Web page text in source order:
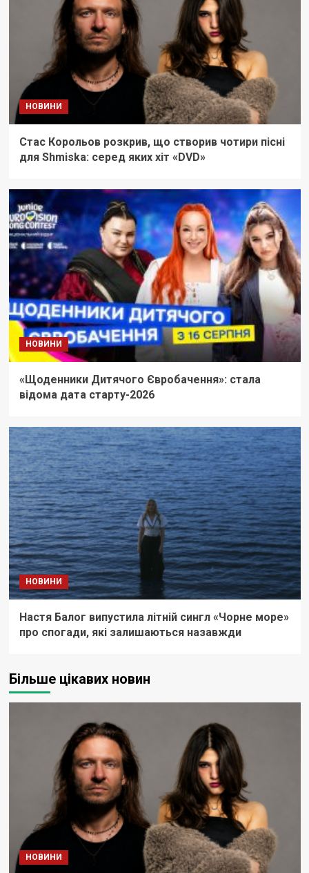
НОВИНИ
Стас Корольов розкрив, що створив чотири пісні
для Shmiska: серед яких хіт «DVD»
НОВИНИ
«Щоденники Дитячого Євробачення»: стала
відома дата старту-2026
НОВИНИ
Настя Балог випустила літній сингл «Чорне море»
про спогади, які залишаються назавжди
Більше цікавих новин
НОВИНИ